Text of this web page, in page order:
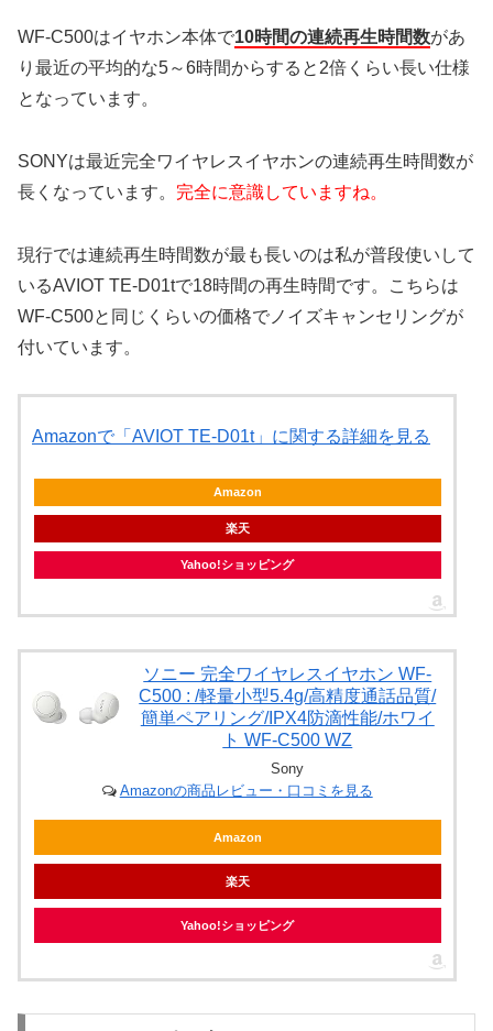
WF-C500はイヤホン本体で10時間の連続再生時間数があ
り最近の平均的な5～6時間からすると2倍くらい長い仕様
となっています。
SONYは最近完全ワイヤレスイヤホンの連続再生時間数が
長くなっています。 完全に意識していますね。
現行では連続再生時間数が最も長いのは私が普段使いして
いるAVIOT TE-D01tで18時間の再生時間です。こちらは
WF-C500と同じくらいの価格でノイズキャンセリングが
付いています。
Amazonで「AVIOT TE-D01t」に関する詳細を見る
Amazon
楽天
Yahoo!ショッピング
ソニー 完全ワイヤレスイヤホン WF-
C500 : /軽量小型5.4g/高精度通話品質/
簡単ペアリング/IPX4防滴性能/ホワイ
ト WF-C500 WZ
Sony
Amazonの商品レビュー・口コミを見る
Amazon
楽天
Yahoo!ショッピング